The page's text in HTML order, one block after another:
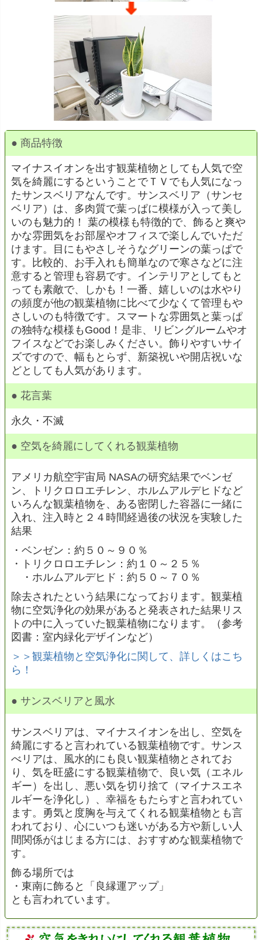
● 商品特徴
マイナスイオンを出す観葉植物としても人気で空
気を綺麗にするということでＴＶでも人気になっ
たサンスベリアなんです。サンスベリア（サンセ
ベリア）は、多肉質で葉っぱに模様が入って美し
いのも魅力的！ 葉の模様も特徴的で、飾ると爽や
かな雰囲気をお部屋やオフィスで楽しんでいただ
けます。目にもやさしそうなグリーンの葉っぱで
す。比較的、お手入れも簡単なので寒さなどに注
意すると管理も容易です。インテリアとしてもと
っても素敵で、しかも！一番、嬉しいのは水やり
の頻度が他の観葉植物に比べて少なくて管理もや
さしいのも特徴です。スマートな雰囲気と葉っぱ
の独特な模様もGood！是非、リビングルームやオ
フイスなどでお楽しみください。飾りやすいサイ
ズですので、幅もとらず、新築祝いや開店祝いな
どとしても人気があります。
● 花言葉
永久・不滅
● 空気を綺麗にしてくれる観葉植物
アメリカ航空宇宙局 NASAの研究結果でベンゼ
ン、トリクロロエチレン、ホルムアルデヒドなど
いろんな観葉植物を、ある密閉した容器に一緒に
入れ、注入時と２４時間経過後の状況を実験した
結果
・ベンゼン：約５０～９０％
・トリクロロエチレン：約１０～２５％
・ホルムアルデヒド：約５０～７０％
除去されたという結果になっております。観葉植
物に空気浄化の効果があると発表された結果リス
トの中に入っていた観葉植物になります。（参考
図書：室内緑化デザインなど）
＞＞観葉植物と空気浄化に関して、詳しくはこち
ら！
● サンスベリアと風水
サンスベリアは、マイナスイオンを出し、空気を
綺麗にすると言われている観葉植物です。サンス
べリアは、風水的にも良い観葉植物とされてお
り、気を旺盛にする観葉植物で、良い気（エネル
ギー）を出し、悪い気を切り捨て（マイナスエネ
ルギーを浄化し）、幸福をもたらすと言われてい
ます。勇気と度胸を与えてくれる観葉植物とも言
われており、心にいつも迷いがある方や新しい人
間関係がはじまる方には、おすすめな観葉植物で
す。
飾る場所では
・東南に飾ると「良縁運アップ」
とも言われています。